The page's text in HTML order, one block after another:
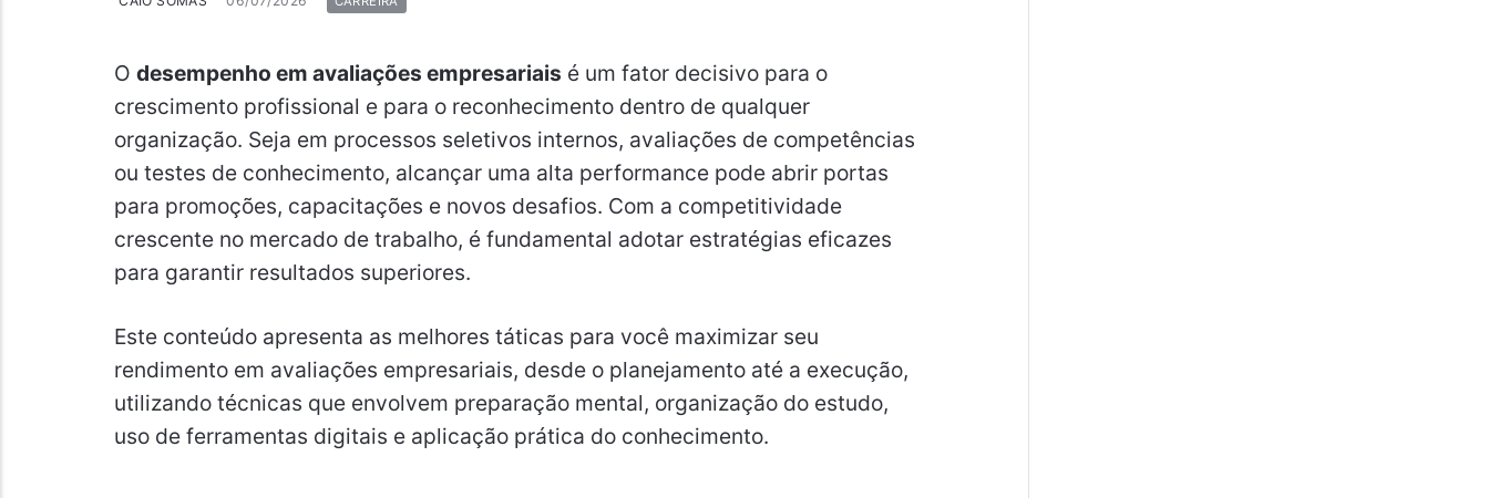
O desempenho em avaliações empresariais é um fator decisivo para o
crescimento profissional e para o reconhecimento dentro de qualquer
organização. Seja em processos seletivos internos, avaliações de competências
ou testes de conhecimento, alcançar uma alta performance pode abrir portas
para promoções, capacitações e novos desafios. Com a competitividade
crescente no mercado de trabalho, é fundamental adotar estratégias eficazes
para garantir resultados superiores.
Este conteúdo apresenta as melhores táticas para você maximizar seu
rendimento em avaliações empresariais, desde o planejamento até a execução,
utilizando técnicas que envolvem preparação mental, organização do estudo,
uso de ferramentas digitais e aplicação prática do conhecimento.